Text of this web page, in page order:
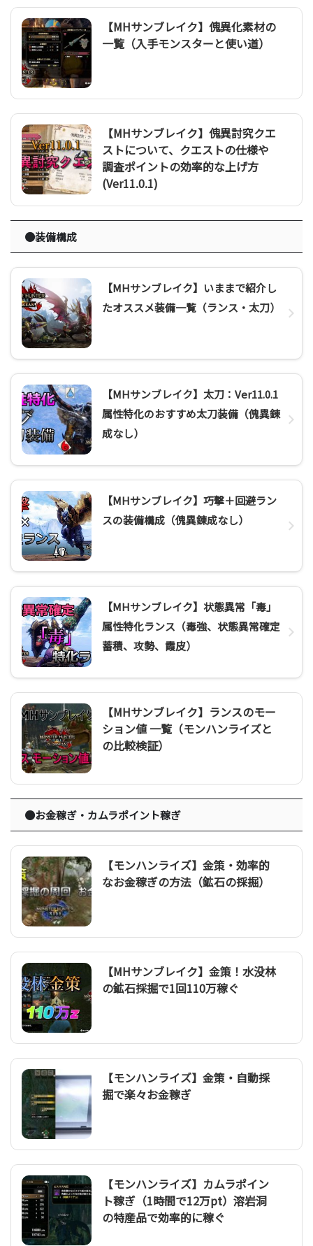
【MHサンブレイク】傀異化素材の
一覧（入手モンスターと使い道）
【MHサンブレイク】傀異討究クエ
ストについて、クエストの仕様や
調査ポイントの効率的な上げ方
(Ver11.0.1)
●装備構成
【MHサンブレイク】いままで紹介し
たオススメ装備一覧（ランス・太刀）
【MHサンブレイク】太刀：Ver11.0.1
属性特化のおすすめ太刀装備（傀異錬
成なし）
【MHサンブレイク】巧撃＋回避ラン
スの装備構成（傀異錬成なし）
【MHサンブレイク】状態異常「毒」
属性特化ランス（毒強、状態異常確定
蓄積、攻勢、霞皮）
【MHサンブレイク】ランスのモー
ション値 一覧（モンハンライズと
の比較検証）
●お金稼ぎ・カムラポイント稼ぎ
【モンハンライズ】金策・効率的
なお金稼ぎの方法（鉱石の採掘）
【MHサンブレイク】金策！水没林
の鉱石採掘で1回110万稼ぐ
【モンハンライズ】金策・自動採
掘で楽々お金稼ぎ
【モンハンライズ】カムラポイン
ト稼ぎ（1時間で12万pt）溶岩洞
の特産品で効率的に稼ぐ